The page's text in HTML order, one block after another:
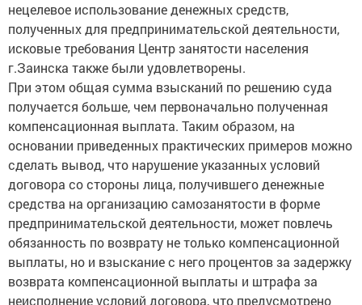
нецелевое использование денежных средств,
полученных для предпринимательской деятельности,
исковые требования Центр занятости населения
г.Заинска также были удовлетворены.
При этом общая сумма взысканий по решению суда
получается больше, чем первоначально полученная
компенсационная выплата. Таким образом, на
основании приведенных практических примеров можно
сделать вывод, что нарушение указанных условий
договора со стороны лица, получившего денежные
средства на организацию самозанятости в форме
предпринимательской деятельности, может повлечь
обязанность по возврату не только компенсационной
выплаты, но и взыскание с него процентов за задержку
возврата компенсационной выплаты и штрафа за
неисполнение условий договора, что предусмотрено